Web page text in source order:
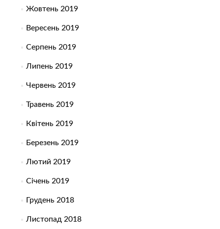
Жовтень 2019
Вересень 2019
Серпень 2019
Липень 2019
Червень 2019
Травень 2019
Квітень 2019
Березень 2019
Лютий 2019
Січень 2019
Грудень 2018
Листопад 2018